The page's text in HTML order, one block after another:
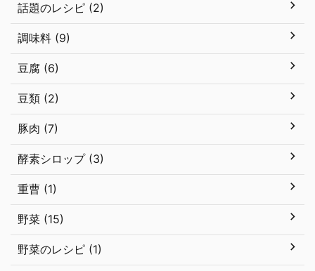
話題のレシピ (2)
調味料 (9)
豆腐 (6)
豆類 (2)
豚肉 (7)
酵素シロップ (3)
重曹 (1)
野菜 (15)
野菜のレシピ (1)